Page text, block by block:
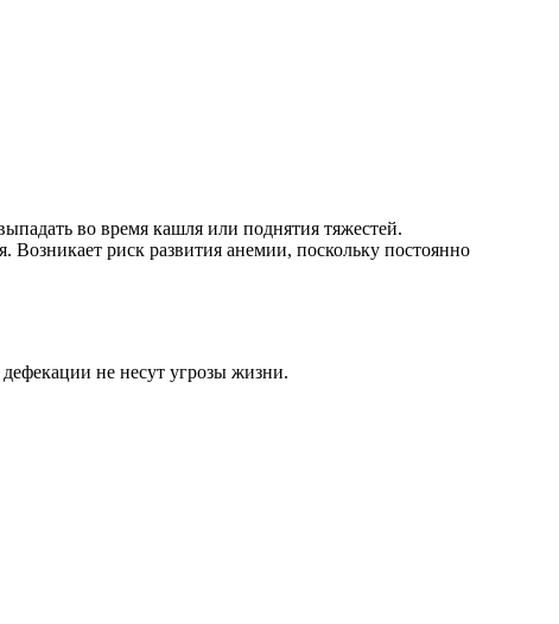
во время кашля или поднятия тяжестей.
риск развития анемии, поскольку постоянно
не несут угрозы жизни.